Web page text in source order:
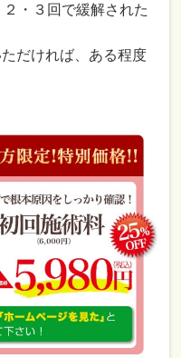
・３回で緩解された
だければ、ある程度